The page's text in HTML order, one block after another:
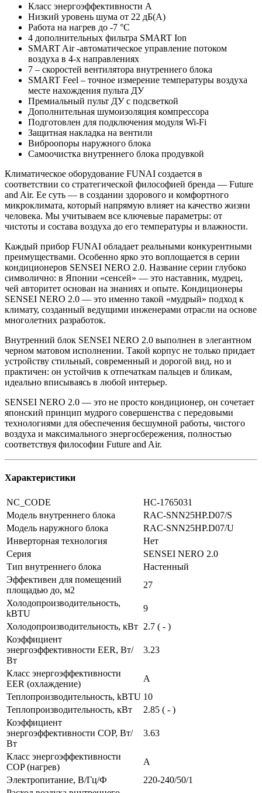
Класс энергоэффективности A
Низкий уровень шума от 22 дБ(А)
Работа на нагрев до -7 °С
4 дополнительных фильтра SMART Ion
SMART Air -автоматическое управление потоком
воздуха в 4-х направлениях
7 – скоростей вентилятора внутреннего блока
SMART Feel – точное измерение температуры воздуха
месте нахождения пульта ДУ
Премиальный пульт ДУ с подсветкой
Дополнительная шумоизоляция компрессора
Подготовлен для подключения модуля Wi-Fi
Защитная накладка на вентили
Виброопоры наружного блока
Самоочистка внутреннего блока продувкой
Климатическое оборудование FUNAI создается в
соответствии со стратегической философией бренда — Future
and Air. Ее суть — в создании здорового и комфортного
микроклимата, который напрямую влияет на качество жизни
человека. Мы учитываем все ключевые параметры: от
чистоты и состава воздуха до его температуры и влажности.
Каждый прибор FUNAI обладает реальными конкурентными
преимуществами. Особенно ярко это воплощается в серии
кондиционеров SENSEI NERO 2.0. Название серии глубоко
символично: в Японии «сенсей» — это наставник, мудрец,
чей авторитет основан на знаниях и опыте. Кондиционеры
SENSEI NERO 2.0 — это именно такой «мудрый» подход к
климату, созданный ведущими инженерами отрасли на основе
многолетних разработок.
Внутренний блок SENSEI NERO 2.0 выполнен в элегантном
черном матовом исполнении. Такой корпус не только придает
устройству стильный, современный и дорогой вид, но и
практичен: он устойчив к отпечаткам пальцев и бликам,
идеально вписываясь в любой интерьер.
SENSEI NERO 2.0 — это не просто кондиционер, он сочетает
японский принцип мудрого совершенства с передовыми
технологиями для обеспечения бесшумной работы, чистого
воздуха и максимального энергосбережения, полностью
соответствуя философии Future and Air.
Характеристики
NC_CODE
НС-1765031
Модель внутреннего блока
RAC-SNN25HP.D07/S
Модель наружного блока
RAC-SNN25HP.D07/U
Инверторная технология
Нет
Серия
SENSEI NERO 2.0
Тип внутреннего блока
Настенный
Эффективен для помещений
площадью до, м2
27
Холодопроизводительность,
kBTU
9
Холодопроизводительность, кВт 2.7 ( - )
Коэффициент
энергоэффективности EER, Вт/
Вт
3.23
Класс энергоэффективности
EER (охлаждение)
A
Теплопроизводительность, kBTU 10
Теплопроизводительность, кВт
2.85 ( - )
Коэффициент
энергоэффективности COP, Вт/
Вт
3.63
Класс энергоэффективности
COP (нагрев)
A
Электропитание, В/Гц/Ф
220-240/50/1